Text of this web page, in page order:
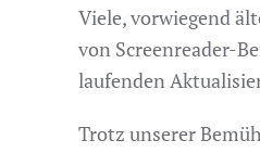
Viele, vorwiegend
von Screenreader-
laufenden
Trotz unserer